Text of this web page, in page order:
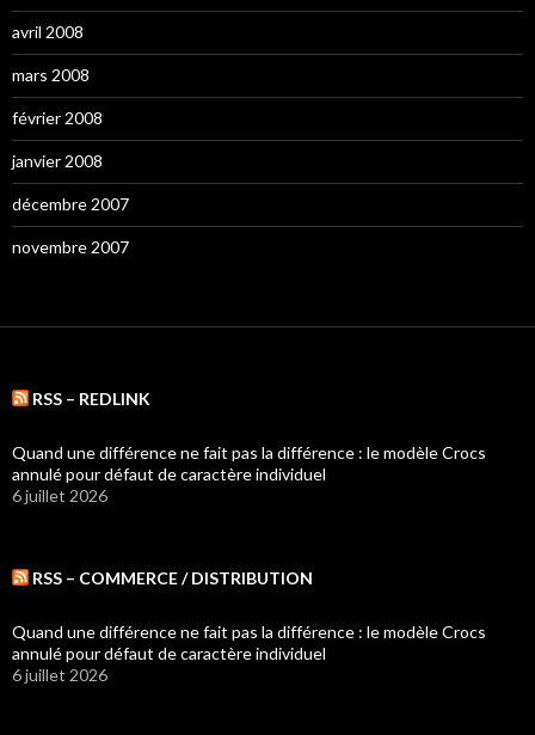
avril 2008
mars 2008
février 2008
janvier 2008
décembre 2007
novembre 2007
RSS – REDLINK
Quand une différence ne fait pas la différence : le modèle Crocs
annulé pour défaut de caractère individuel
6 juillet 2026
RSS – COMMERCE / DISTRIBUTION
Quand une différence ne fait pas la différence : le modèle Crocs
annulé pour défaut de caractère individuel
6 juillet 2026